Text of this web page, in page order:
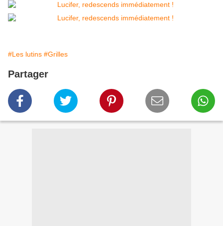
#Les lutins #Grilles
Partager